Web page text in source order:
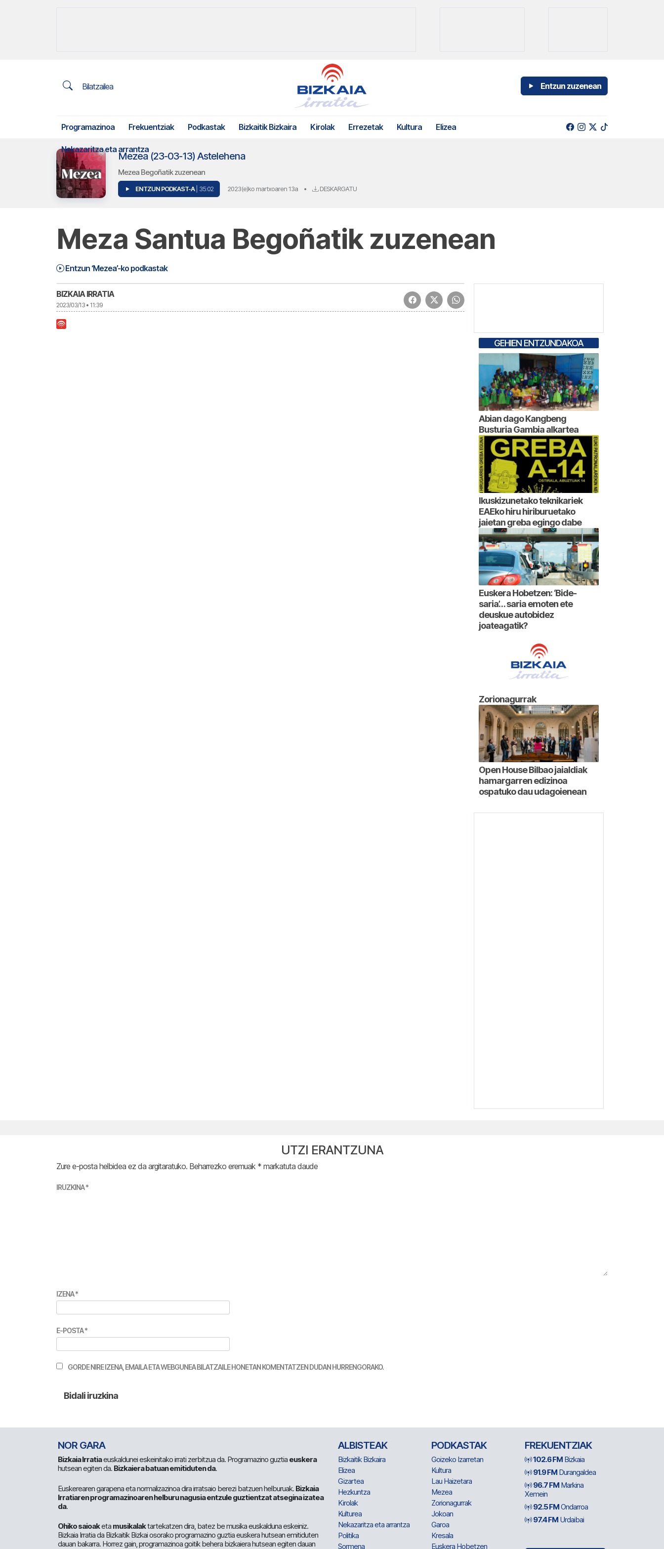
Bilatzailea Entzun zuzenean
Programazinoa Frekuentziak Podkastak Bizkaitik Bizkaira Kirolak Errezetak Kultura Elizea
Nekazaritza eta arrantza
Mezea (23-03-13) Astelehena
Mezea Begoñatik zuzenean
ENTZUN PODKAST-A | 35:02 2023(e)ko martxoaren 13a • DESKARGATU
Meza Santua Begoñatik zuzenean
Entzun ‘Mezea’-ko podkastak
35:02 Mezea (23-03-13) Astelehena | Mezea
BIZKAIA IRRATIA
2023/03/13 • 11:39
GEHIEN ENTZUNDAKOA
Abian dago Kangbeng
Busturia Gambia alkartea
Ikuskizunetako teknikariek
EAEko hiru hiriburuetako
jaietan greba egingo dabe
Euskera Hobetzen: ‘Bide-
saria’… saria emoten ete
deuskue autobidez
joateagatik?
Zorionagurrak
Open House Bilbao jaialdiak
hamargarren edizinoa
ospatuko dau udagoienean
UTZI ERANTZUNA
Zure e-posta helbidea ez da argitaratuko. Beharrezko eremuak * markatuta daude
IRUZKINA*
IZENA*
E-POSTA*
GORDE NIRE IZENA, EMAILA ETA WEBGUNEA BILATZAILE HONETAN KOMENTATZEN DUDAN HURRENGORAKO.
NOR GARA
Bizkaia Irratiaeuskaldunei eskeinitako irrati zerbitzua da. Programazino guztia euskera
hutsean egiten da. Bizkaiera batuan emitiduten da.
Euskerearen garapena eta normalizazinoa dira irratsaio berezi batzuen helburuak. Bizkaia
Irratiaren programazinoaren helburu nagusia entzule guztientzat atsegina izatea
da.
Ohiko saioaketa musikalaktartekatzen dira, batez be musika euskalduna eskeiniz.
Bizkaia Irratia da Bizkaitik Bizkai osorako programazino guztia euskera hutsean emitiduten
dauan bakarra. Horrez gain, programazinoa goitik behera bizkaiera hutsean egiten dauan
ALBISTEAK
Bizkaitik Bizkaira
Elizea
Gizartea
Hezkuntza
Kirolak
Kulturea
Nekazaritza eta arrantza
Politika
Sormena
PODKASTAK
Goizeko Izarretan
Kultura
Lau Haizetara
Mezea
Zorionagurrak
Jokoan
Garoa
Kresala
Euskera Hobetzen
FREKUENTZIAK
102.6 FM Bizkaia
91.9 FM Durangaldea
96.7 FM Markina
Xemein
92.5 FMOndarroa
97.4 FM Urdaibai